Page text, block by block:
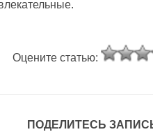
Оцените статью:
ПОДЕЛИТЕСЬ